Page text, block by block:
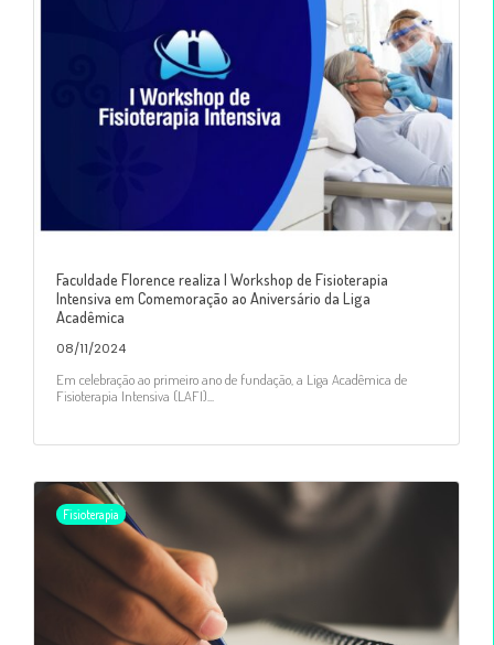
Faculdade Florence realiza I Workshop de Fisioterapia
Intensiva em Comemoração ao Aniversário da Liga
Acadêmica
08/11/2024
Em celebração ao primeiro ano de fundação, a Liga Acadêmica de
Fisioterapia Intensiva (LAFI)...
Fisioterapia